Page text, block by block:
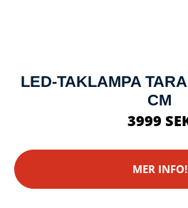
LED-TAKLAMPA
CM
3999
MER INFO!